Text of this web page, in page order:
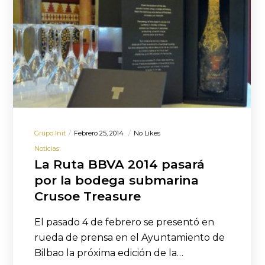
Grupo Init Febrero 25, 2014
No Likes
Noticias
La Ruta BBVA 2014 pasará
por la bodega submarina
Crusoe Treasure
El pasado 4 de febrero se presentó en
rueda de prensa en el Ayuntamiento de
Bilbao la próxima edición de la…